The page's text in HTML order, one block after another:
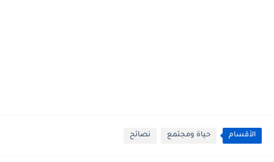
الأقسام حياة ومجتمع نصائح